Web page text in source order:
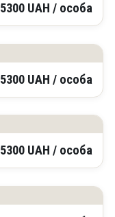
5300 UAH / особа
5300 UAH / особа
5300 UAH / особа